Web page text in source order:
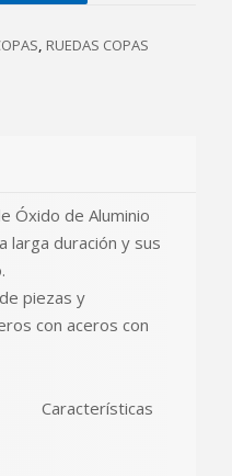
, RUEDAS COPAS
Óxido de Aluminio
larga duración y sus
piezas y
con aceros con